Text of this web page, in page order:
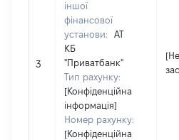
3
іншої
фінансової
установи:
АТ
КБ
"Приватбанк"
Тип рахунку:
[Конфіденційна
інформація]
Номер рахунку:
[Конфіденційна
[Не